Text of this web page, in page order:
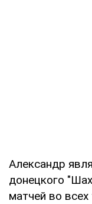
Александр
донецкого
матчей во всех